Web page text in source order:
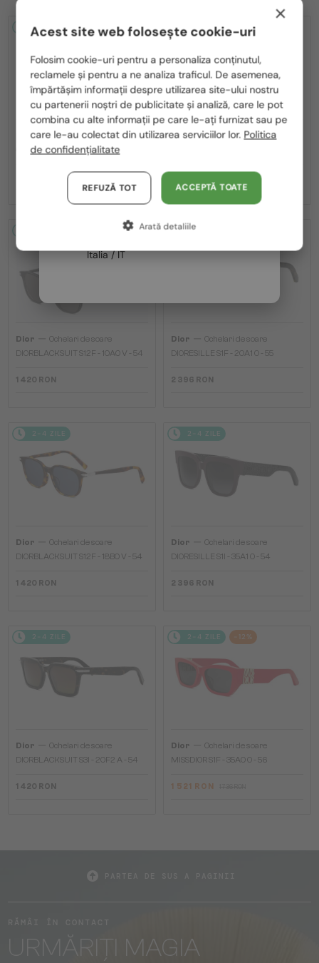
2-4 ZILE
Dior—Ochelari de soare
CDIOR S1F - 35A0 D - 56
2-4 ZILE
Dior—Ochelari de soare
Dior
Ochelari de soare
DIORBLACKSUIT S12F - 10A0 V - 54
1 420 RON
2-4 ZILE
Dior
Ochelari de soare
DIORESILLE S1F - 20A1 O - 55
2 396 RON
2-4 ZILE
Dior
Ochelari de soare
DIORBLACKSUIT S12F - 18B0 V - 54
1 420 RON
2-4 ZILE
Dior
Ochelari de soare
DIORESILLE S1I - 35A1 O - 54
2 396 RON
2-4 ZILE
Dior
Ochelari de soare
DIORBLACKSUIT S3I - 20F2 A - 54
1 420 RON
2-4 ZILE -12%
Dior
Ochelari de soare
MISSDIOR S1F - 35A0 O - 56
1 521 RON
URMĂRIȚI MAGIA
România / RO
Polska / PL
Magyarország / HU
United Arab Emirates / EN
Austria / AT
Germania / DE
Franța / FR
Italia / IT
×
Acest site web folosește cookie-uri
Folosim cookie-uri pentru a personaliza conținutul,
reclamele și pentru a ne analiza traficul. De asemenea,
împărtășim informații despre utilizarea site-ului nostru
cu partenerii noștri de publicitate și analiză, care le pot
combina cu alte informații pe care le-ați furnizat sau pe
care le-au colectat din utilizarea serviciilor lor. Politica
de confidențialitate
ACCEPTĂ TOATE
REFUZĂ TOT
Arată detaliile